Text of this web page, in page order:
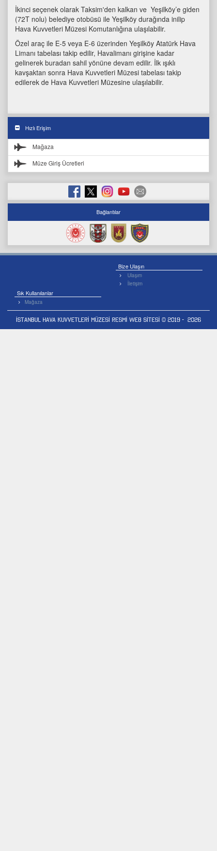
İkinci seçenek olarak Taksim'den kalkan ve Yeşilköy’e giden
(72T nolu) belediye otobüsü ile Yeşilköy durağında inilip
Hava Kuvvetleri Müzesi Komutanlığına ulaşılabilir.
Özel araç ile E-5 veya E-6 üzerinden Yeşilköy Atatürk Hava
Limanı tabelası takip edilir, Havalimanı girişine kadar
gelinerek buradan sahil yönüne devam edilir. İlk ışıklı
kavşaktan sonra Hava Kuvvetleri Müzesi tabelası takip
edilerek de Hava Kuvvetleri Müzesine ulaşılabilir.
Hızlı Erişim
Mağaza
Müze Giriş Ücretleri
Bağlantılar
Bize Ulaşın
Ulaşım
İletişim
Sık Kullanılanlar
Mağaza
İSTANBUL HAVA KUVVETLERİ MÜZESİ RESMİ WEB SİTESİ © 2019 - 2026